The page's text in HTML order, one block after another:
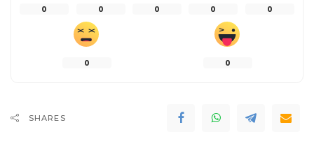
0 0 0 0 0
0 0
SHARES